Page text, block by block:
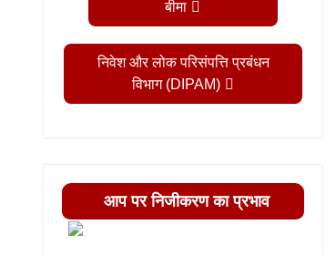
बीमा
निवेश और लोक परिसंपत्ति प्रबंधन
विभाग (DIPAM)
आप पर निजीकरण का प्रभाव